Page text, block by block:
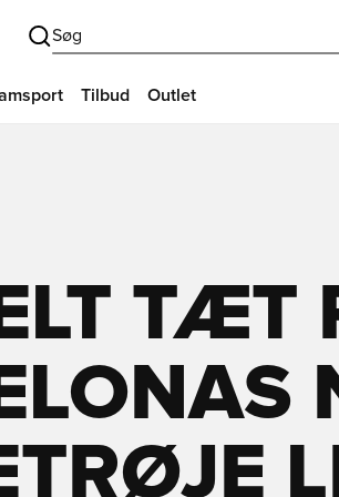
Søg
Tilbud Outlet
TÆT